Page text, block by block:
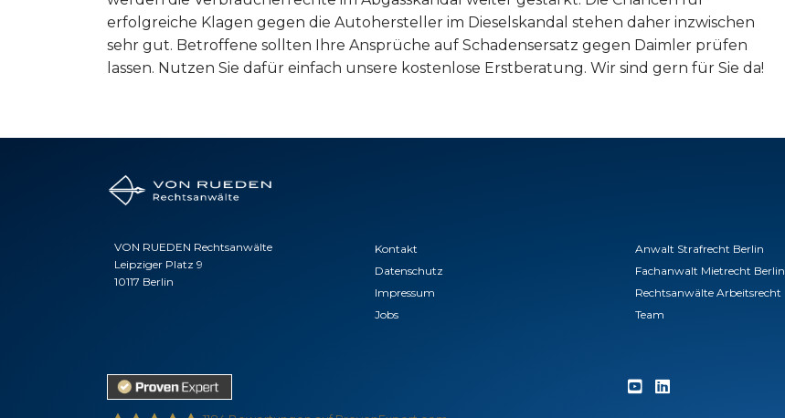
erfolgreiche Klagen gegen die Autohersteller im Dieselskandal stehen daher inzwischen
sehr gut. Betroffene sollten Ihre Ansprüche auf Schadensersatz gegen Daimler prüfen
lassen. Nutzen Sie dafür einfach unsere kostenlose Erstberatung. Wir sind gern für Sie da!
VON RUEDEN Rechtsanwälte
Leipziger Platz 9
10117 Berlin
Kontakt
Datenschutz
Impressum
Jobs
Anwalt Strafrecht Berlin
Fachanwalt Mietrecht Berlin
Rechtsanwälte Arbeitsrecht
Team